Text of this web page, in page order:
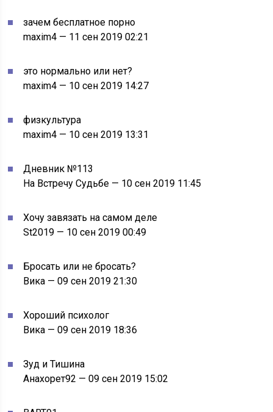
зачем бесплатное порно
maxim4 — 11 сен 2019 02:21
это нормально или нет?
maxim4 — 10 сен 2019 14:27
физкультура
maxim4 — 10 сен 2019 13:31
Дневник №113
На Встречу Судьбе — 10 сен 2019 11:45
Хочу завязать на самом деле
St2019 — 10 сен 2019 00:49
Бросать или не бросать?
Вика — 09 сен 2019 21:30
Хороший психолог
Вика — 09 сен 2019 18:36
Зуд и Тишина
Анахорет92 — 09 сен 2019 15:02